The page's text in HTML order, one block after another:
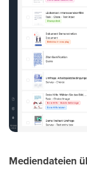
Mediendateien